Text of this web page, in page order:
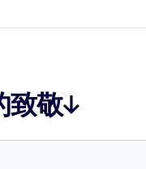
致敬↓